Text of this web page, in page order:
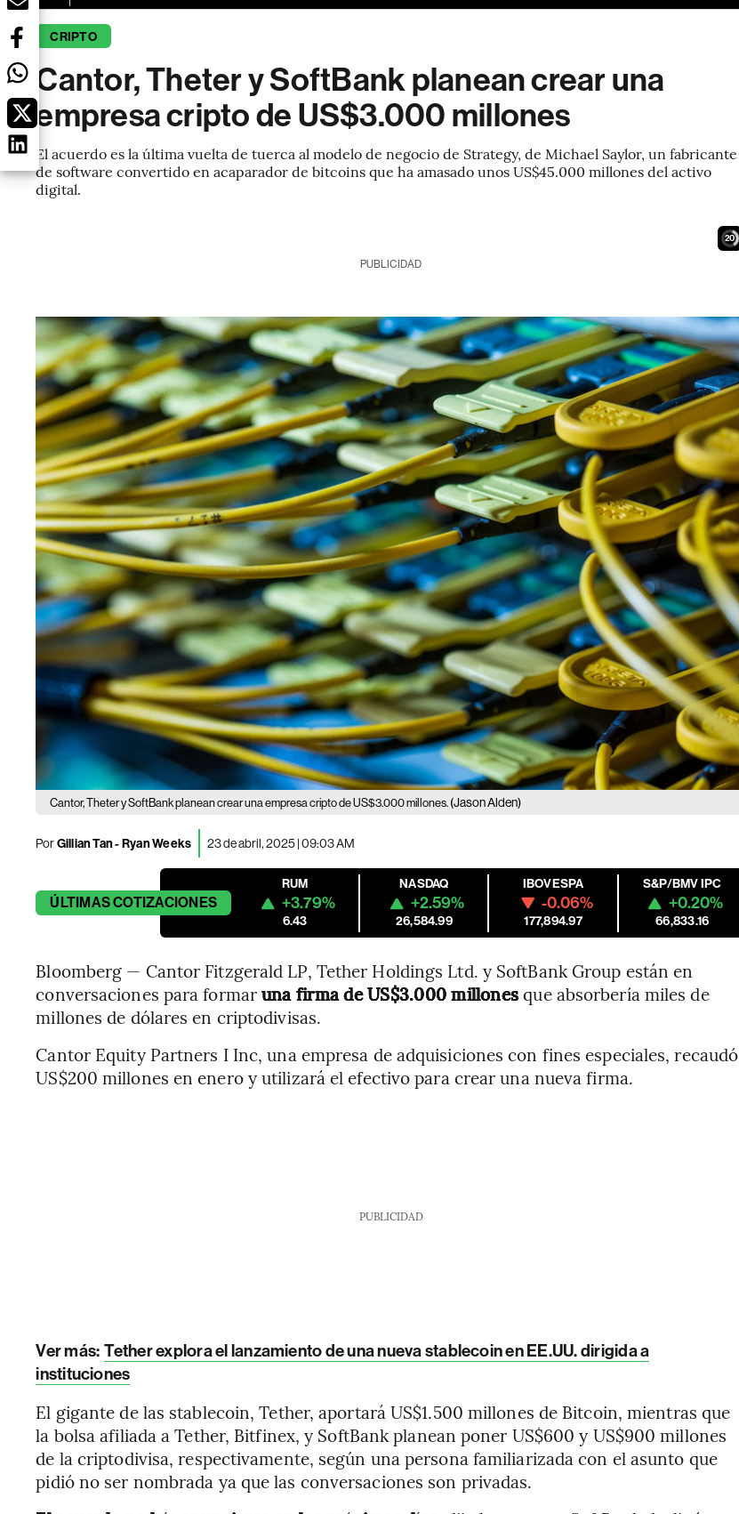
CRIPTO
Cantor, Theter y SoftBank planean crear una
empresa cripto de US$3.000 millones
El acuerdo es la última vuelta de tuerca al modelo de negocio de Strategy, de Michael Saylor, un fabricante
de software convertido en acaparador de bitcoins que ha amasado unos US$45.000 millones del activo
digital.
18
PUBLICIDAD
Cantor, Theter y SoftBank planean crear una empresa cripto de US$3.000 millones. (Jason Alden)
PorGillian Tan - Ryan Weeks 23 de abril, 2025 | 09:03 AM
ÚLTIMASCOTIZACIONES
RUM
+3.79%
6.43
NASDAQ
+2.59%
26,584.99
IBOVESPA
-0.06%
177,894.97
S&P/BMV IPC
+0.20%
66,833.16
Bloomberg — Cantor Fitzgerald LP, Tether Holdings Ltd. y SoftBank Group están en
conversaciones para formaruna firma de US$3.000 millonesque absorbería miles de
millones de dólares en criptodivisas.
Cantor Equity Partners I Inc, una empresa de adquisiciones con fines especiales, recaudó
US$200 millones en enero y utilizará el efectivo para crear una nueva firma.
PUBLICIDAD
Ver más: Tether explora el lanzamiento de una nueva stablecoin en EE.UU. dirigida a
instituciones
El gigante de las stablecoin, Tether, aportará US$1.500 millones de Bitcoin, mientras que
la bolsa afiliada a Tether, Bitfinex, y SoftBank planean poner US$600 y US$900 millones
de la criptodivisa, respectivamente, según una persona familiarizada con el asunto que
pidió no ser nombrada ya que las conversaciones son privadas.